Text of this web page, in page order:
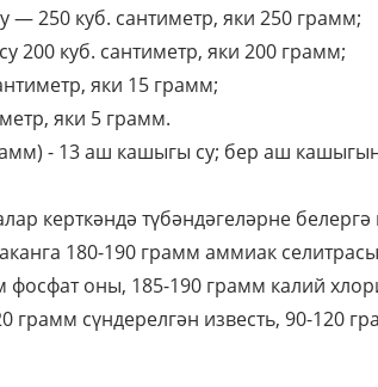
— 250 куб. сантиметр, яки 250 грамм;
200 куб. сантиметр, яки 200 грамм;
яки 15 грамм;
яки 5 грамм.
- 13 аш кашыгы су; бер аш
керткәндә түбәндәгеләрне
180-190 грамм аммиак
фосфат оны, 185-190 грамм калий
сүндерелгән известь, 90-120